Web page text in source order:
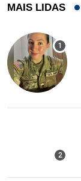
MAIS LIDAS